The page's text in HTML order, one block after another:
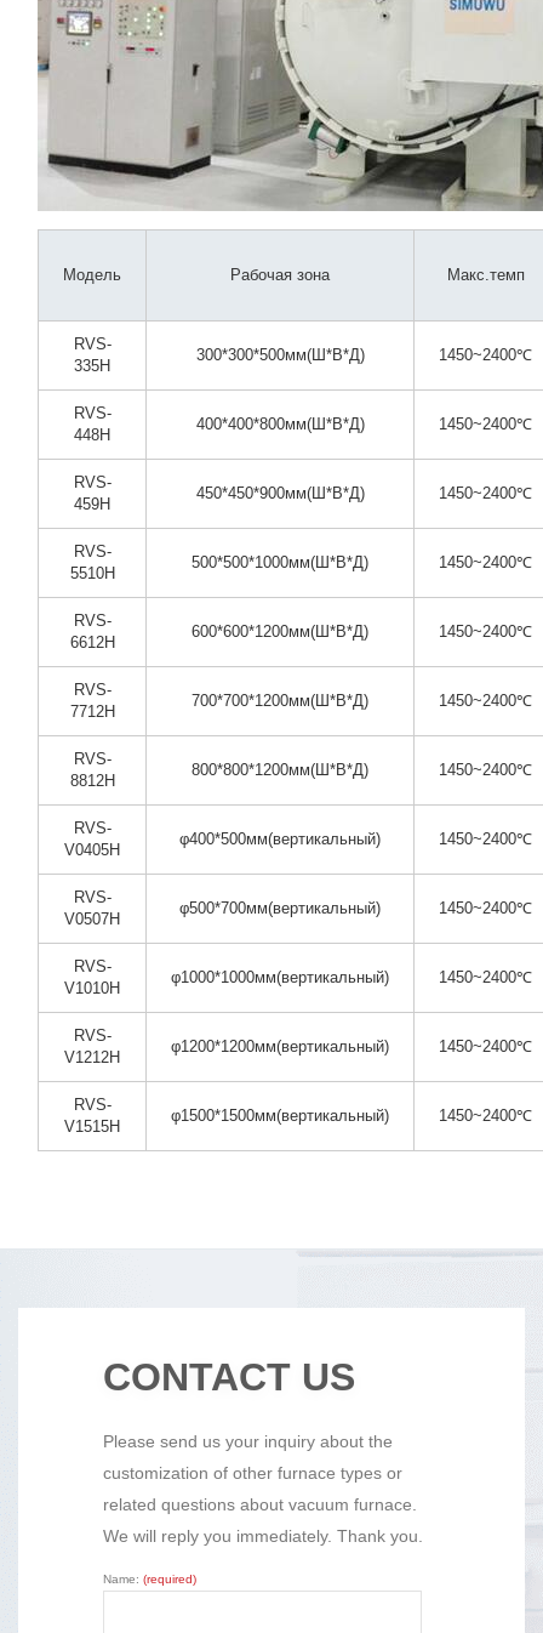
Модель Рабочая зона Макс.темп
RVS-
335H
300*300*500мм(Ш*В*Д) 1450~2400℃
RVS-
448H
400*400*800мм(Ш*В*Д) 1450~2400℃
RVS-
459H
450*450*900мм(Ш*В*Д) 1450~2400℃
RVS-
5510H
500*500*1000мм(Ш*В*Д) 1450~2400℃
RVS-
6612H
600*600*1200мм(Ш*В*Д) 1450~2400℃
RVS-
7712H
700*700*1200мм(Ш*В*Д) 1450~2400℃
RVS-
8812H
800*800*1200мм(Ш*В*Д) 1450~2400℃
RVS-
V0405H
φ400*500мм(вертикальный) 1450~2400℃
RVS-
V0507H
φ500*700мм(вертикальный) 1450~2400℃
RVS-
V1010H
φ1000*1000мм(вертикальный) 1450~2400℃
RVS-
V1212H
φ1200*1200мм(вертикальный) 1450~2400℃
RVS-
V1515H
φ1500*1500мм(вертикальный) 1450~2400℃
CONTACT US
Please send us your inquiry about the
customization of other furnace types or
related questions about vacuum furnace.
We will reply you immediately. Thank you.
Name: (required)